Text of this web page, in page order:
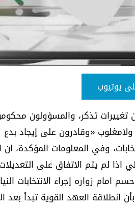
يوتيوب
تذكر، والمسؤولون
ولامغلوب «وقادرون على إيجاد
وفي المعلومات المؤكدة، ان
اذا لم يتم الاتفاق على
امام زواره إجراء الانتخابات
انطلاقة العهد القوية تبدأ بعد